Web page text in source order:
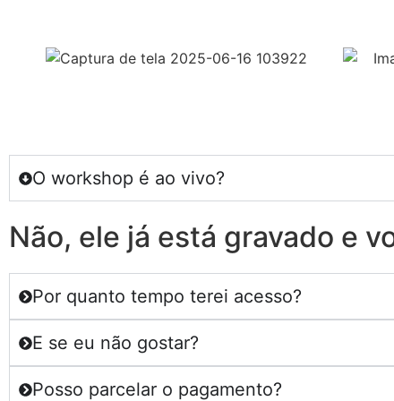
O workshop é ao vivo?
Não, ele já está gravado e
Por quanto tempo terei acesso?
E se eu não gostar?
Posso parcelar o pagamento?